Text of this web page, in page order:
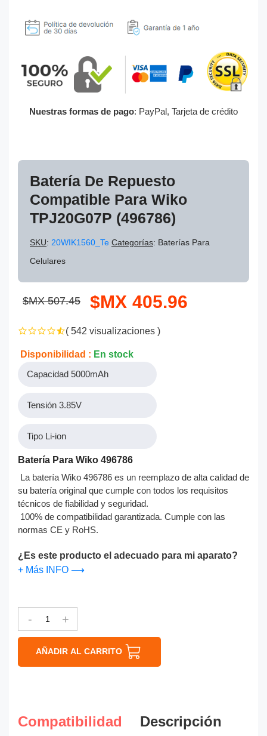
Nuestras formas de pago: PayPal, Tarjeta de crédito
Batería De Repuesto
Compatible Para Wiko
TPJ20G07P (496786)
SKU: 20WIK1560_Te Categorías: Baterías Para
Celulares
$MX 507.45 $MX 405.96
( 542 visualizaciones )
Disponibilidad : En stock
Capacidad 5000mAh
Tensión 3.85V
Tipo Li-ion
Batería Para Wiko 496786
La batería Wiko 496786 es un reemplazo de alta calidad de
su batería original que cumple con todos los requisitos
técnicos de fiabilidad y seguridad.
100% de compatibilidad garantizada. Cumple con las
normas CE y RoHS.
¿Es este producto el adecuado para mi aparato?
+ Más INFO ⟶
- +
AÑADIR AL CARRITO
Compatibilidad
Descripción